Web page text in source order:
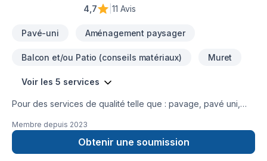
4,7
11 Avis
Pavé-uni Aménagement paysager
Balcon et/ou Patio (conseils matériaux) Muret
Voir les 5 services
Pour des services de qualité telle que : pavage, pavé uni,
industriel. La compagnie Pavage et Aménagement paysager
Antonio Borsellino est là pour vous DEPUIS PLUS DE 60 ANS
DE GÉNÉRATION EN GÉNÉRATION, UNE VISION NOTRE
Membre depuis 2023
Obtenir une soumission